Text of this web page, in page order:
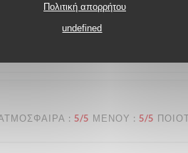
Πολιτική απορρήτου
undefined
passé un bon moment chez nous.
bientôt dans notre établissement !
: 5/5 ΜΕΝΟΎ : 5/5